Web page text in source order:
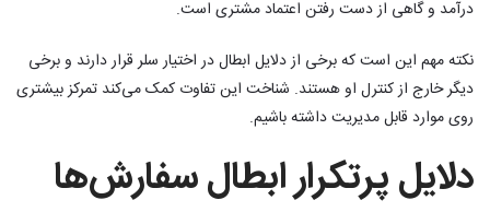
درآمد و گاهی از دست رفتن اعتماد مشتری است.
نکته مهم این است که برخی از دلایل ابطال در اختیار سلر قرار دارند و برخی
دیگر خارج از کنترل او هستند. شناخت این تفاوت کمک می‌کند تمرکز بیشتری
روی موارد قابل مدیریت داشته باشیم.
دلایل پرتکرار ابطال سفارش‌ها